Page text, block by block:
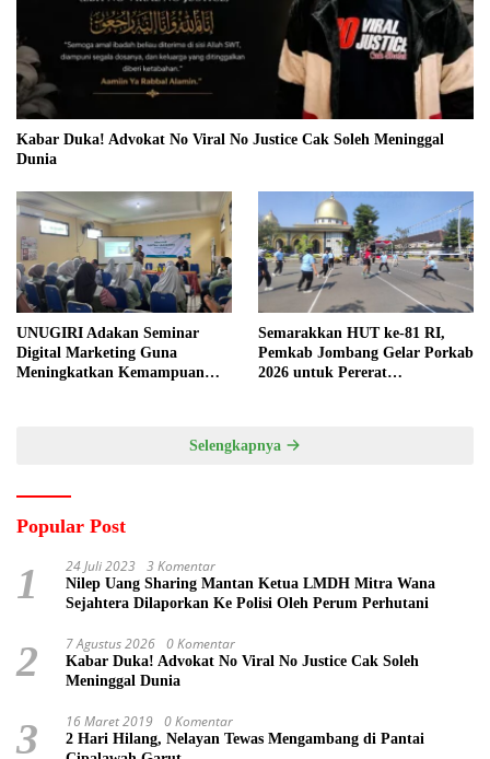
Kabar Duka! Advokat No Viral No Justice Cak Soleh Meninggal
Dunia
UNUGIRI Adakan Seminar
Digital Marketing Guna
Meningkatkan Kemampuan
Semarakkan HUT ke-81 RI,
Pemkab Jombang Gelar Porkab
2026 untuk Pererat
Selengkapnya
Popular Post
1 24 Juli 2023 3 Komentar
Nilep Uang Sharing Mantan Ketua LMDH Mitra Wana
Sejahtera Dilaporkan Ke Polisi Oleh Perum Perhutani
2 7 Agustus 2026 0 Komentar
Kabar Duka! Advokat No Viral No Justice Cak Soleh
Meninggal Dunia
3 16 Maret 2019 0 Komentar
2 Hari Hilang, Nelayan Tewas Mengambang di Pantai